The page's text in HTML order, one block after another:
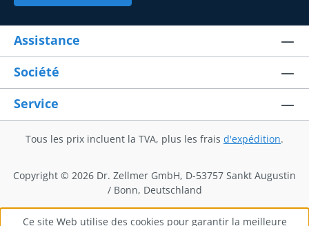
Assistance
Société
Service
Tous les prix incluent la TVA, plus les frais d'expédition.
Copyright © 2026 Dr. Zellmer GmbH, D-53757 Sankt Augustin
/ Bonn, Deutschland
Ce site Web utilise des cookies pour garantir la meilleure